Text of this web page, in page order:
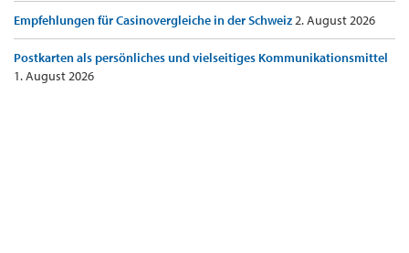
Empfehlungen für Casinovergleiche in der Schweiz2. August 2026
Postkarten als persönliches und vielseitiges Kommunikationsmittel
1. August 2026